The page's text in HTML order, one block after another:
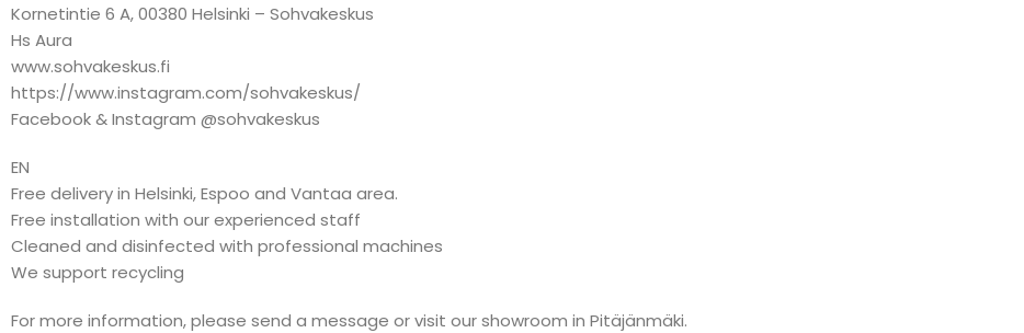
Kornetintie 6 A, 00380 Helsinki – Sohvakeskus
Hs Aura
www.sohvakeskus.fi
https://www.instagram.com/sohvakeskus/
Facebook & Instagram @sohvakeskus
EN
Free delivery in Helsinki, Espoo and Vantaa area.
Free installation with our experienced staff
Cleaned and disinfected with professional machines
We support recycling
For more information, please send a message or visit our showroom in Pitäjänmäki.